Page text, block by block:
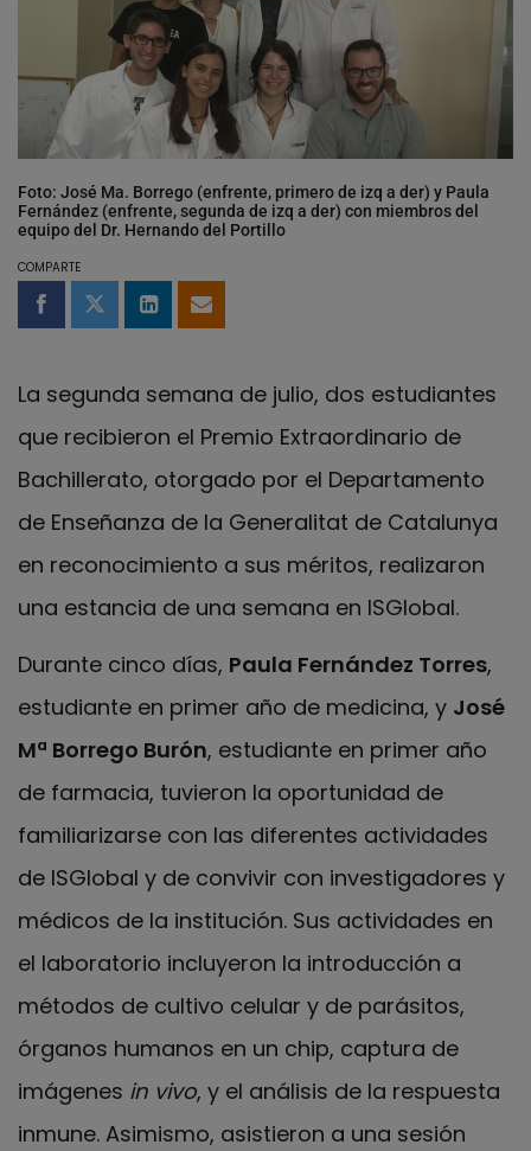
Foto: José Ma. Borrego (enfrente, primero de izq a der) y Paula
Fernández (enfrente, segunda de izq a der) con miembros del
equipo del Dr. Hernando del Portillo
COMPARTE
Compartir en Facebook
Compartir en Twitter
Compartir en LinkedIn
Compartir por email
La segunda semana de julio, dos estudiantes
que recibieron el Premio Extraordinario de
Bachillerato, otorgado por el Departamento
de Enseñanza de la Generalitat de Catalunya
en reconocimiento a sus méritos, realizaron
una estancia de una semana en ISGlobal.
Durante cinco días, Paula Fernández Torres,
estudiante en primer año de medicina, y José
Mª Borrego Burón, estudiante en primer año
de farmacia, tuvieron la oportunidad de
familiarizarse con las diferentes actividades
de ISGlobal y de convivir con investigadores y
médicos de la institución. Sus actividades en
el laboratorio incluyeron la introducción a
métodos de cultivo celular y de parásitos,
órganos humanos en un chip, captura de
imágenes in vivo, y el análisis de la respuesta
inmune. Asimismo, asistieron a una sesión